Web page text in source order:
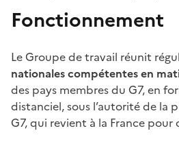
Fonctionnement
Le Groupe de travail réunit
nationales compétentes en
des pays membres du G7, en
distanciel, sous l’autorité de la
G7, qui revient à la France pour